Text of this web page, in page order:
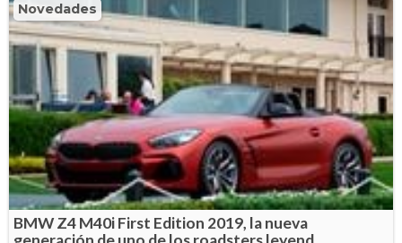
Novedades
BMW Z4 M40i First Edition 2019, la nueva